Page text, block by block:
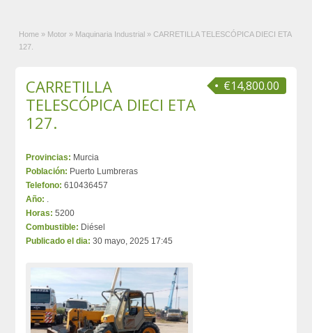
Home » Motor » Maquinaria Industrial » CARRETILLA TELESCÓPICA DIECI ETA
127.
€14,800.00
CARRETILLA
TELESCÓPICA DIECI ETA
127.
Provincias: Murcia
Población: Puerto Lumbreras
Telefono: 610436457
Año: .
Horas: 5200
Combustible: Diésel
Publicado el dia: 30 mayo, 2025 17:45